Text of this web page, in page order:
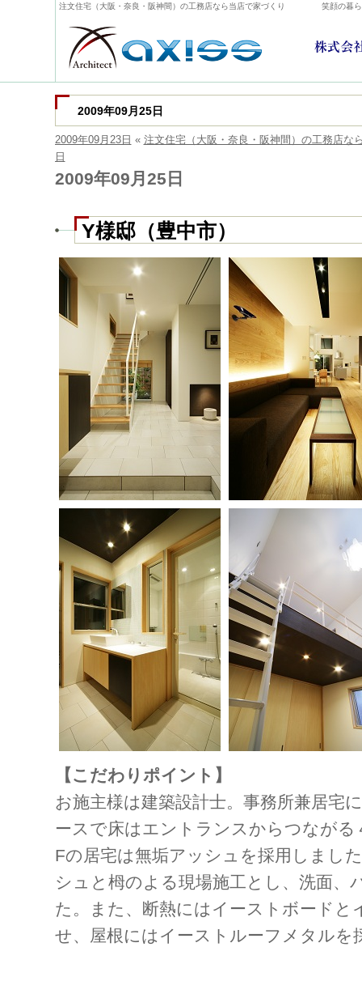
2009年09月25日
笑顔の暮
注文住宅（大阪・奈良・阪神間）の工務店なら当店で家づくり
2009年09月23日 « 注文住宅（大阪・奈良・阪神間）の工務店な
日
2009年09月25日
Y様邸（豊中市）
【こだわりポイント】
お施主様は建築設計士。事務所兼居宅
ースで床はエントランスからつながる
Fの居宅は無垢アッシュを採用しまし
シュと栂のよる現場施工とし、洗面、
た。また、断熱にはイーストボードと
せ、屋根にはイーストルーフメタルを